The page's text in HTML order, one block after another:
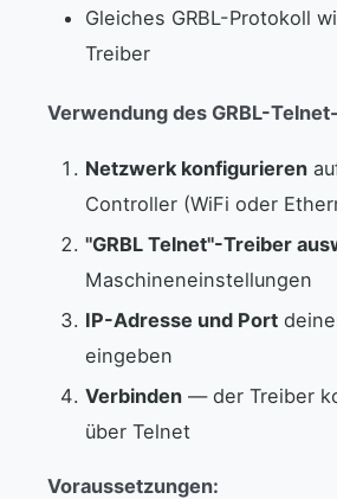
Gleiches GRBL-Protokoll
Treiber
Verwendung des GRBL-
Netzwerk konfigurieren
Controller (WiFi oder
"GRBL Telnet"-Treiber
Maschineneinstellungen
IP-Adresse und Port
eingeben
Verbinden — der Treiber
über Telnet
Voraussetzungen: